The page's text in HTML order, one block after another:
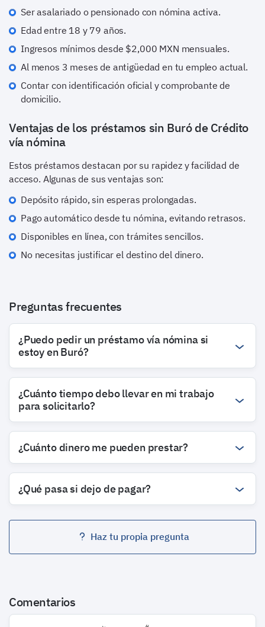
Ser asalariado o pensionado con nómina activa.
Edad entre 18 y 79 años.
Ingresos mínimos desde $2,000 MXN mensuales.
Al menos 3 meses de antigüedad en tu empleo actual.
Contar con identificación oficial y comprobante de
domicilio.
Ventajas de los préstamos sin Buró de Crédito
vía nómina
Estos préstamos destacan por su rapidez y facilidad de
acceso. Algunas de sus ventajas son:
Depósito rápido, sin esperas prolongadas.
Pago automático desde tu nómina, evitando retrasos.
Disponibles en línea, con trámites sencillos.
No necesitas justificar el destino del dinero.
Preguntas frecuentes
¿Puedo pedir un préstamo vía nómina si
estoy en Buró?
¿Cuánto tiempo debo llevar en mi trabajo
para solicitarlo?
¿Cuánto dinero me pueden prestar?
¿Qué pasa si dejo de pagar?
Haz tu propia pregunta
Comentarios